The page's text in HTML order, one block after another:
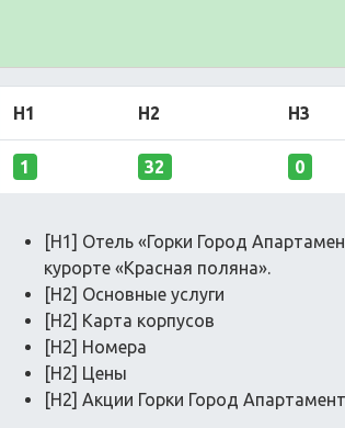
H1 H2 H3
1 32 0
[H1] Отель «Горки Город
курорте «Красная поляна».
[H2] Основные услуги
[H2] Карта корпусов
[H2] Номера
[H2] Цены
[H2] Акции Горки Город